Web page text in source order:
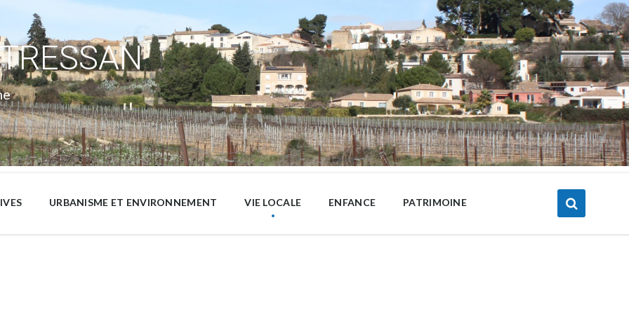
URBANISME ET ENVIRONNEMENT VIE LOCALE ENFANCE PATRIMOINE